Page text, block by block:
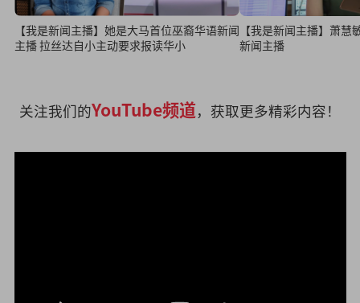
【我是新闻主播】她是大马首位巫裔华语新闻
主播 拉丝达自小主动要求报读华小
【我是新闻主播】萧
新闻主播
关注我们的YouTube频道，获取更多精彩内容！